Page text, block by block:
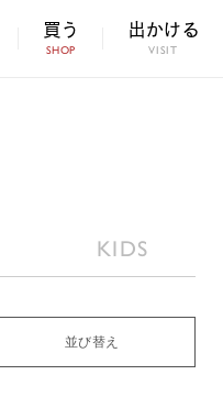
買う
SHOP
出かける
VISIT
KIDS
並び替え